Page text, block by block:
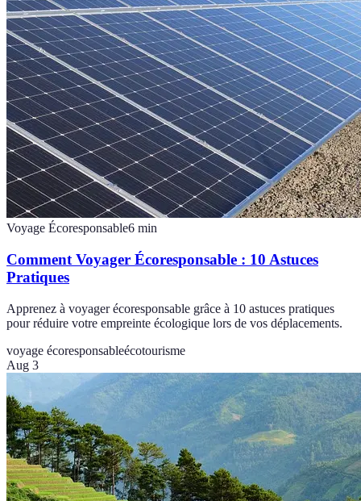
Voyage Écoresponsable6 min
Comment Voyager Écoresponsable : 10 Astuces
Pratiques
Apprenez à voyager écoresponsable grâce à 10 astuces pratiques
pour réduire votre empreinte écologique lors de vos déplacements.
voyage écoresponsableécotourisme
Aug 3